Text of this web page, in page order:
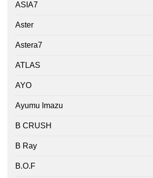
ASIA7
Aster
Astera7
ATLAS
AYO
Ayumu Imazu
B CRUSH
B Ray
B.O.F